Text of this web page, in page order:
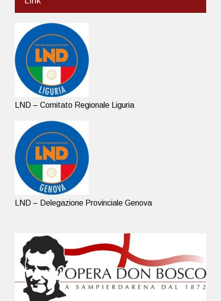
LND – Comitato Regionale Liguria
LND – Delegazione Provinciale Genova